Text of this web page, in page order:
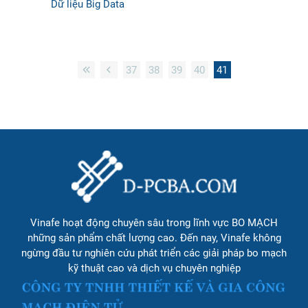
Dữ liệu Big Data
37 38 39 40 41
Vinafe hoạt động chuyên sâu trong lĩnh vực BO MẠCH
những sản phẩm chất lượng cao. Đến nay, Vinafe không
ngừng đầu tư nghiên cứu phát triển các giải pháp bo mạch
kỹ thuật cao và dịch vụ chuyên nghiệp